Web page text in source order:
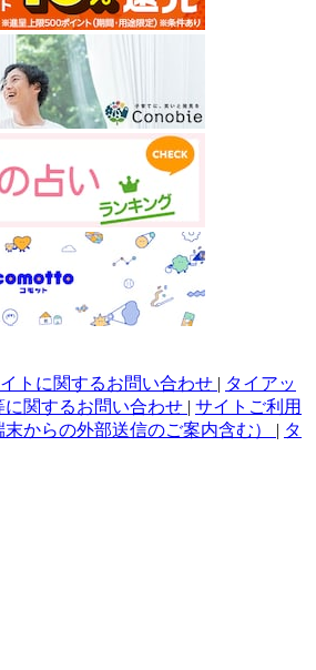
トに関するお問い合わせ | タイアッ
関するお問い合わせ | サイトご利用
からの外部送信のご案内含む） | タ